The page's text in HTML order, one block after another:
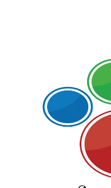
Computer- und
Microsoft-Produkten -
Themen
Download-Archiv,